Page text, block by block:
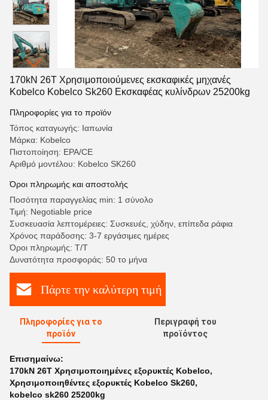
170kN 26T Χρησιμοποιούμενες εκσκαφικές μηχανές
Kobelco Kobelco Sk260 Εκσκαφέας κυλίνδρων 25200kg
Πληροφορίες για το προϊόν
Τόπος καταγωγής: Ιαπωνία
Μάρκα: Kobelco
Πιστοποίηση: EPA/CE
Αριθμό μοντέλου: Kobelco SK260
Όροι πληρωμής και αποστολής
Ποσότητα παραγγελίας min: 1 σύνολο
Τιμή: Negotiable price
Συσκευασία λεπτομέρειες: Συσκευές, χύδην, επίπεδα ράφια
Χρόνος παράδοσης: 3-7 εργάσιμες ημέρες
Όροι πληρωμής: Τ/Τ
Δυνατότητα προσφοράς: 50 το μήνα
Πάρτε την καλύτερη τιμή
Πληροφορίες για το
προϊόν
Περιγραφή του
προϊόντος
Επισημαίνω:
170kN 26T Χρησιμοποιημένες εξορυκτές Kobelco,
Χρησιμοποιηθέντες εξορυκτές Kobelco Sk260,
kobelco sk260 25200kg